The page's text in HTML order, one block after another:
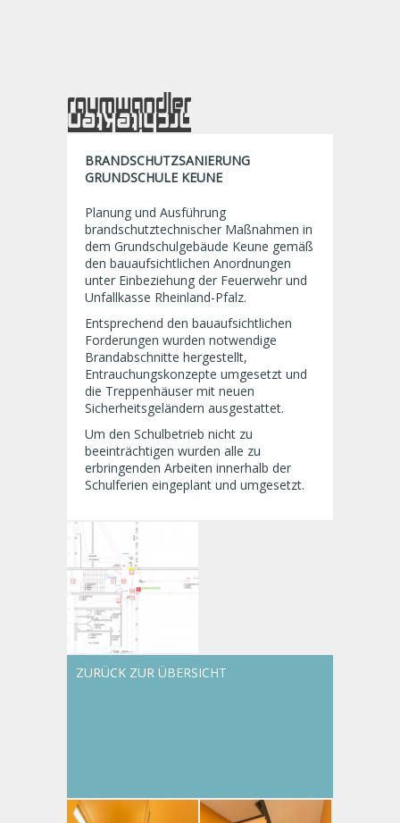
BRANDSCHUTZSANIERUNG
GRUNDSCHULE KEUNE
Planung und Ausführung
brandschutztechnischer Maßnahmen in
dem Grundschulgebäude Keune gemäß
den bauaufsichtlichen Anordnungen
unter Einbeziehung der Feuerwehr und
Unfallkasse Rheinland-Pfalz.
Entsprechend den bauaufsichtlichen
Forderungen wurden notwendige
Brandabschnitte hergestellt,
Entrauchungskonzepte umgesetzt und
die Treppenhäuser mit neuen
Sicherheitsgeländern ausgestattet.
Um den Schulbetrieb nicht zu
beeinträchtigen wurden alle zu
erbringenden Arbeiten innerhalb der
Schulferien eingeplant und umgesetzt.
ZURÜCK ZUR ÜBERSICHT